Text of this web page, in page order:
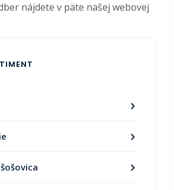
nájdete v päte našej webovej